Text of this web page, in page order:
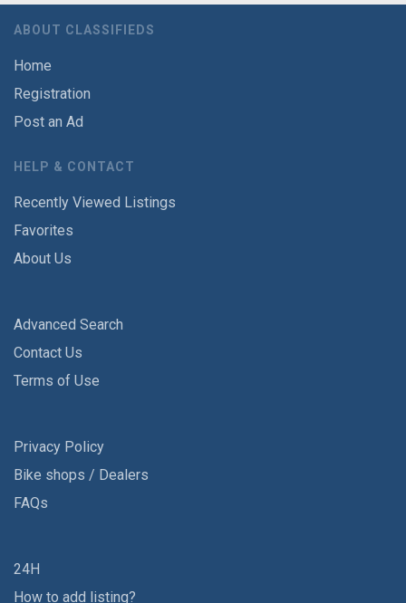
ABOUT CLASSIFIEDS
Home
Registration
Post an Ad
HELP & CONTACT
Recently Viewed Listings
Favorites
About Us
Advanced Search
Contact Us
Terms of Use
Privacy Policy
Bike shops / Dealers
FAQs
24H
How to add listing?